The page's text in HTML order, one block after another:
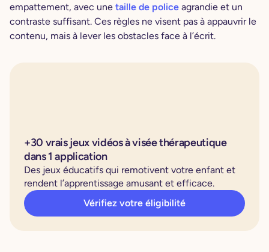
empattement, avec une taille de police agrandie et un
contraste suffisant. Ces règles ne visent pas à appauvrir le
contenu, mais à lever les obstacles face à l’écrit.
+30 vrais jeux vidéos à visée thérapeutique
dans 1 application
Des jeux éducatifs qui remotivent votre enfant et
rendent l’apprentissage amusant et efficace.
Vérifiez votre éligibilité